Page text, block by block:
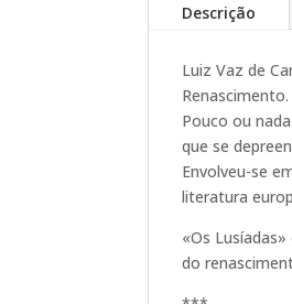
Descrição
Luiz Vaz de
Renascimento.
Pouco ou
que se
Envolveu-se
literatura
«Os
do